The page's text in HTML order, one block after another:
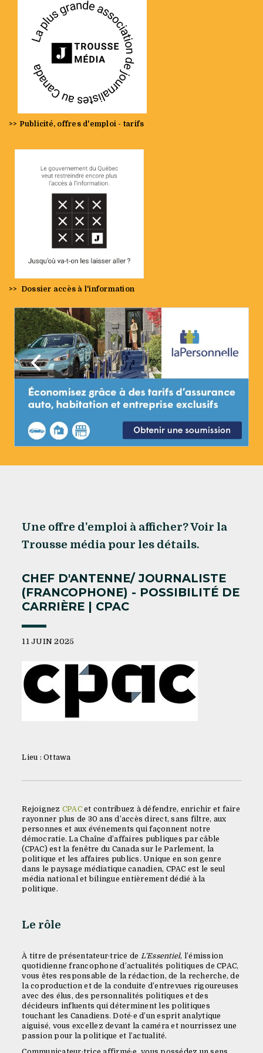
>> Publicité, offres d'emploi - tarifs
>> Dossier accès à l'information
Précédent
Une offre d'emploi à afficher? Voir la
Trousse média pour les détails.
CHEF D'ANTENNE/ JOURNALISTE
(FRANCOPHONE) - POSSIBILITÉ DE
CARRIÈRE | CPAC
11 JUIN 2025
Lieu : Ottawa
Rejoignez CPACet contribuez à défendre, enrichir et faire
rayonner plus de 30 ans d’accès direct, sans filtre, aux
personnes et aux événements qui façonnent notre
démocratie. La Chaîne d’affaires publiques par câble
(CPAC) est la fenêtre du Canada sur le Parlement, la
politique et les affaires publics. Unique en son genre
dans le paysage médiatique canadien, CPAC est le seul
média national et bilingue entièrement dédié à la
politique.
Le rôle
À titre de présentateur·trice de L’Essentiel, l’émission
quotidienne francophone d’actualités politiques de CPAC,
vous êtes responsable de la rédaction, de la recherche, de
la coproduction et de la conduite d’entrevues rigoureuses
avec des élus, des personnalités politiques et des
décideurs influents qui déterminent les politiques
touchant les Canadiens. Doté·e d’un esprit analytique
aiguisé, vous excellez devant la caméra et nourrissez une
passion pour la politique et l’actualité.